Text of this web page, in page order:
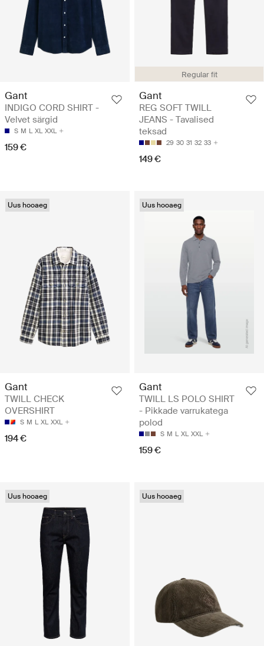
Gant
INDIGO CORD SHIRT -
Velvet särgid
S M L XL XXL
159 €
Regular fit
Gant
REG SOFT TWILL
JEANS - Tavalised
teksad
29 30 31 32 33
149 €
Uus hooaeg
Gant
TWILL CHECK
OVERSHIRT
S M L XL XXL
194 €
Uus hooaeg
Gant
TWILL LS POLO SHIRT
- Pikkade varrukatega
polod
S M L XL XXL
159 €
Uus hooaeg Uus hooaeg